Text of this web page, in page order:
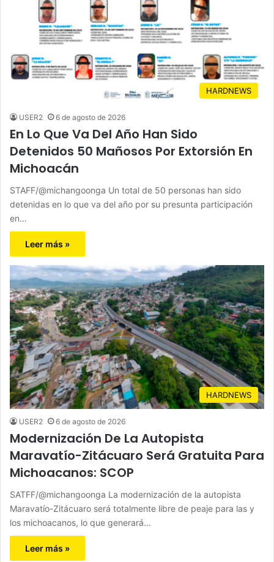
HARDNEWS
USER2 6 de agosto de 2026
En Lo Que Va Del Año Han Sido
Detenidos 50 Mañosos Por Extorsión En
Michoacán
STAFF/@michangoonga Un total de 50 personas han sido
detenidas en lo que va del año por su presunta participación
en…
Leer más »
HARDNEWS
USER2 6 de agosto de 2026
Modernización De La Autopista
Maravatío-Zitácuaro Será Gratuita Para
Michoacanos: SCOP
SATFF/@michangoonga La modernización de la autopista
Maravatío-Zitácuaro será totalmente libre de peaje para las y
los michoacanos, lo que generará…
Leer más »